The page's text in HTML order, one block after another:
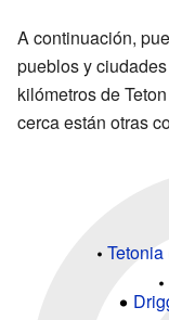
A continuación,
pueblos y
kilómetros de
cerca están otras
Tetonia